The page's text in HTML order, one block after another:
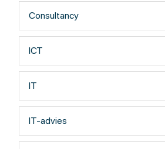
gezamenlijk is vastgesteld zal ik
voor maken met een bijbehorende
inzet. Geen open einde, geen
Wie het in het noorden al hebben
RijksUniversiteitGroningen, Provincie
Provincie Drenthe, Veiligheidsregio
Ziekenhuis Zwolle, Veiligheidsregio
Friesland en Gemeente Emmen. En
TerWeel zorg, Twentse Zorgcentra,
Consultancy
ICT
IT
IT-advies